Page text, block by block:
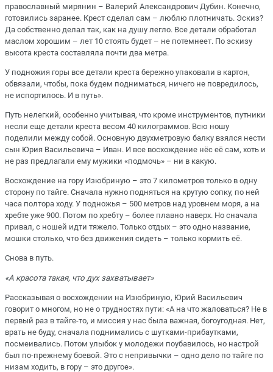
православный мирянин – Валерий Александрович Дубин. Конечно,
готовились заранее. Крест сделал сам – люблю плотничать. Эскиз?
Да собственно делал так, как на душу легло. Все детали обработал
маслом хорошим – лет 10 стоять будет – не потемнеет. По эскизу
высота креста составляла почти два метра.
У подножия горы все детали креста бережно упаковали в картон,
обвязали, чтобы, пока будем подниматься, ничего не повредилось,
не испортилось. И в путь».
Путь нелегкий, особенно учитывая, что кроме инструментов, путники
несли еще детали креста весом 40 килограммов. Всю ношу
поделили между собой. Основную двухметровую балку взялся нести
сын Юрия Васильевича – Иван. И все восхождение нёс её сам, хоть и
не раз предлагали ему мужики «подмочь» – ни в какую.
Восхождение на гору Изюбриную – это 7 километров только в одну
сторону по тайге. Сначала нужно подняться на крутую сопку, по ней
часа полтора ходу. У подножья – 500 метров над уровнем моря, а на
хребте уже 900. Потом по хребту – более плавно наверх. Но сначала
привал, с ношей идти тяжело. Только отдых – это одно название,
мошки столько, что без движения сидеть – только кормить её.
Снова в путь.
«А красота такая, что дух захватывает»
Рассказывая о восхождении на Изюбриную, Юрий Васильевич
говорит о многом, но не о трудностях пути: «А на что жаловаться? Не в
первый раз в тайге-то, и миссия у нас была важная, богоугодная. Нет,
врать не буду, сначала поднимались с шутками-прибаутками,
посмеивались. Потом улыбок у молодежи поубавилось, но настрой
был по-прежнему боевой. Это с непривычки – одно дело по тайге по
низам ходить, в гору – это другое».